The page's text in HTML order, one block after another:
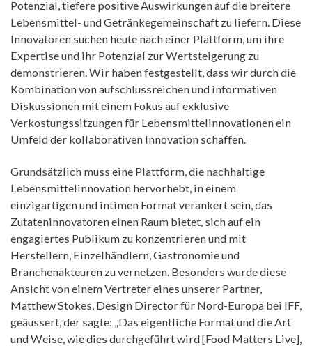
Potenzial, tiefere positive Auswirkungen auf die breitere
Lebensmittel- und Getränkegemeinschaft zu liefern. Diese
Innovatoren suchen heute nach einer Plattform, um ihre
Expertise und ihr Potenzial zur Wertsteigerung zu
demonstrieren. Wir haben festgestellt, dass wir durch die
Kombination von aufschlussreichen und informativen
Diskussionen mit einem Fokus auf exklusive
Verkostungssitzungen für Lebensmittelinnovationen ein
Umfeld der kollaborativen Innovation schaffen.
Grundsätzlich muss eine Plattform, die nachhaltige
Lebensmittelinnovation hervorhebt, in einem
einzigartigen und intimen Format verankert sein, das
Zutateninnovatoren einen Raum bietet, sich auf ein
engagiertes Publikum zu konzentrieren und mit
Herstellern, Einzelhändlern, Gastronomie und
Branchenakteuren zu vernetzen. Besonders wurde diese
Ansicht von einem Vertreter eines unserer Partner,
Matthew Stokes, Design Director für Nord-Europa bei IFF,
geäussert, der sagte: „Das eigentliche Format und die Art
und Weise, wie dies durchgeführt wird [Food Matters Live],